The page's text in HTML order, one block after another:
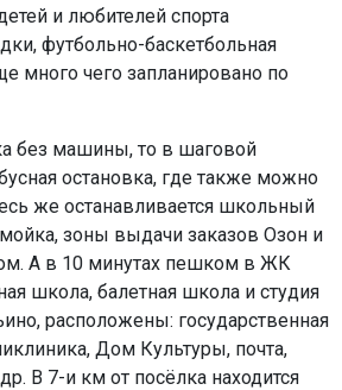
и любителей спорта
футбольно-баскетбольная
много чего запланировано по
без машины, то в шаговой
остановка, где также можно
же останавливается школьный
зоны выдачи заказов Озон и
А в 10 минутах пешком в ЖК
школа, балетная школа и студия
расположены: государственная
Дом Культуры, почта,
В 7-и км от посёлка находится